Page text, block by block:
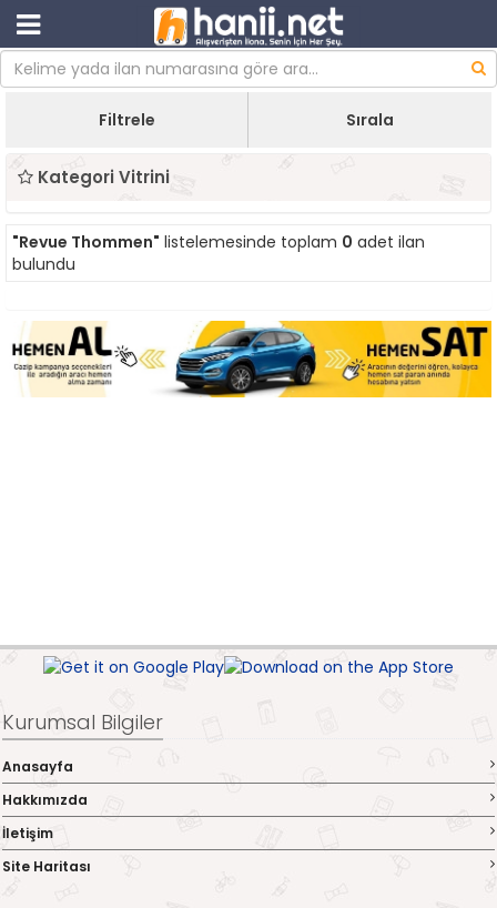
Filtrele Sırala
Kategori Vitrini
"Revue Thommen" listelemesinde toplam 0 adet ilan
bulundu
Kurumsal Bilgiler
Anasayfa
Hakkımızda
İletişim
Site Haritası